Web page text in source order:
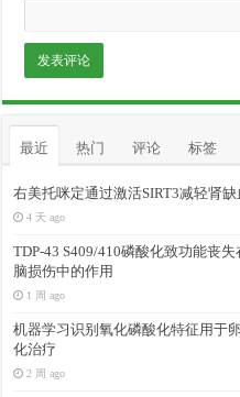
最近 热门 评论 标签
右美托咪定通过激活SIRT3减轻肾
4 天 ago
TDP-43 S409/410磷酸化致功能丧
脑损伤中的作用
1 周 ago
机器学习识别氧化磷酸化特征用于
化治疗
2 周 ago